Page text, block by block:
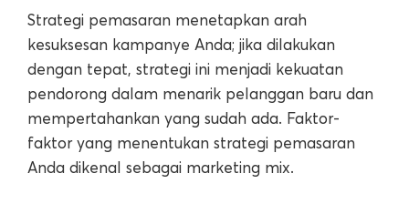
Strategi pemasaran menetapkan arah
kesuksesan kampanye Anda; jika dilakukan
dengan tepat, strategi ini menjadi kekuatan
pendorong dalam menarik pelanggan baru dan
mempertahankan yang sudah ada. Faktor-
faktor yang menentukan strategi pemasaran
Anda dikenal sebagai marketing mix.